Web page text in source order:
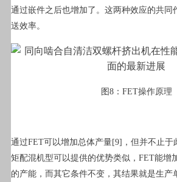
通过嵌件之后也增加了。这两种效应的共同
送效率。
图8：FET操作原理
通过FET可以增加总体产量[9]，但并不止于
矩配混机型可以提供的优势类似，FET能增
的产能，而其它条件不变，其结果就是生产